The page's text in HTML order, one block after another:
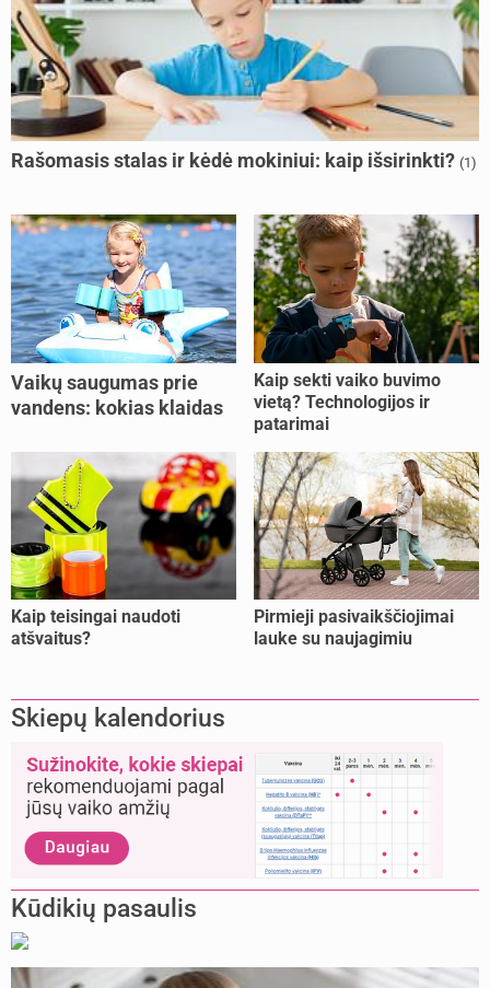
Rašomasis stalas ir kėdė mokiniui: kaip išsirinkti? (1)
Vaikų saugumas prie
vandens: kokias klaidas
Kaip sekti vaiko buvimo
vietą? Technologijos ir
patarimai
Kaip teisingai naudoti
atšvaitus?
Pirmieji pasivaikščiojimai
lauke su naujagimiu
Skiepų kalendorius
Kūdikių pasaulis